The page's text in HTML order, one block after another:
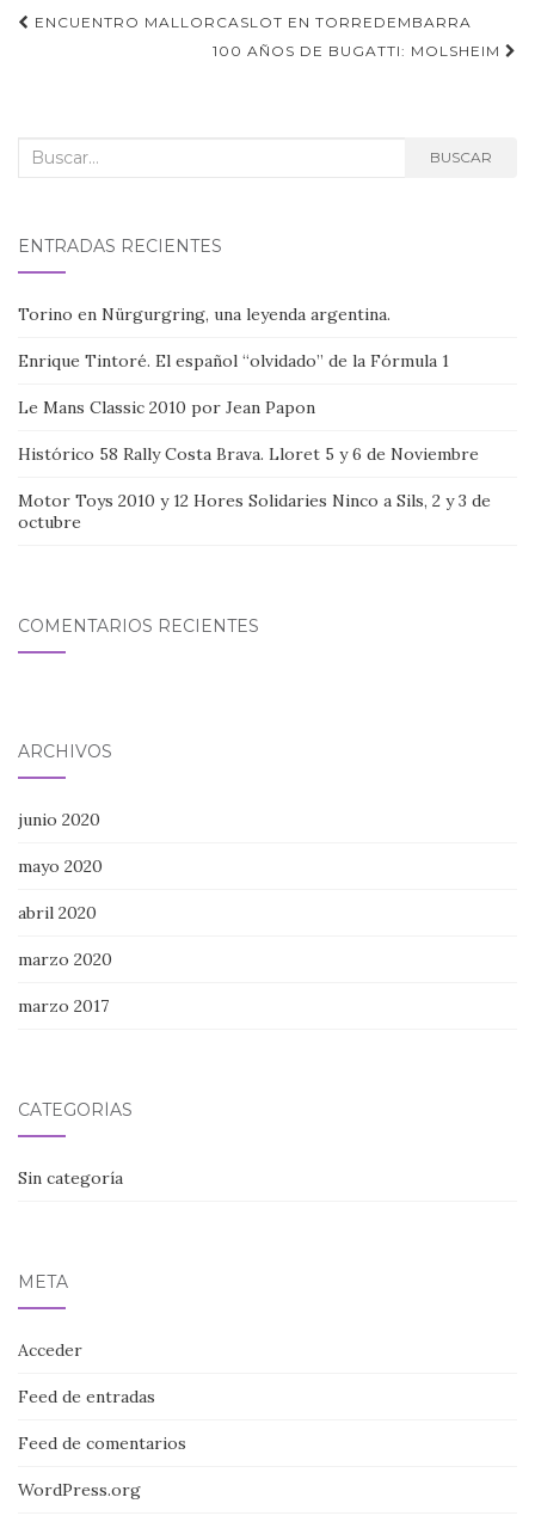
Navegación
ENCUENTRO MALLORCASLOT EN TORREDEMBARRA
100 AÑOS DE BUGATTI: MOLSHEIM
Buscar: BUSCAR
ENTRADAS RECIENTES
Torino en Nürgurgring, una leyenda argentina.
Enrique Tintoré. El español “olvidado” de la Fórmula 1
Le Mans Classic 2010 por Jean Papon
Histórico 58 Rally Costa Brava. Lloret 5 y 6 de Noviembre
Motor Toys 2010 y 12 Hores Solidaries Ninco a Sils, 2 y 3 de
octubre
COMENTARIOS RECIENTES
ARCHIVOS
junio 2020
mayo 2020
abril 2020
marzo 2020
marzo 2017
CATEGORÍAS
Sin categoría
META
Acceder
Feed de entradas
Feed de comentarios
WordPress.org